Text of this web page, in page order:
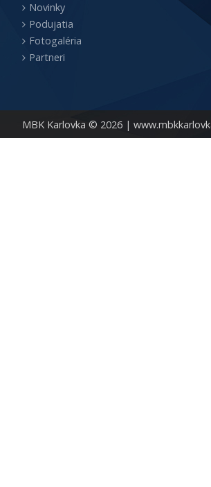
MBK Karlovka © 2026 |
Novinky
Podujatia
Fotogaléria
Partneri